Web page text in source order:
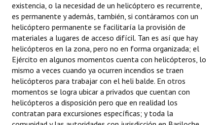
existencia, o la necesidad de un helicóptero es recurrente,
es permanente y además, también, si contáramos con un
helicóptero permanente se facilitaría la provisión de
materiales a lugares de acceso difícil. Tan es así que hay
helicópteros en la zona, pero no en forma organizada; el
Ejército en algunos momentos cuenta con helicópteros, lo
mismo a veces cuando ya ocurren incendios se traen
helicópteros para trabajar con el heli balde. En otros
momentos se logra ubicar a privados que cuentan con
helicópteros a disposición pero que en realidad los
contratan para excursiones específicas; y toda la